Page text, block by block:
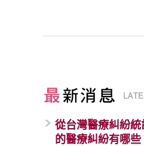
從台灣醫療糾紛統
的醫療糾紛有哪些